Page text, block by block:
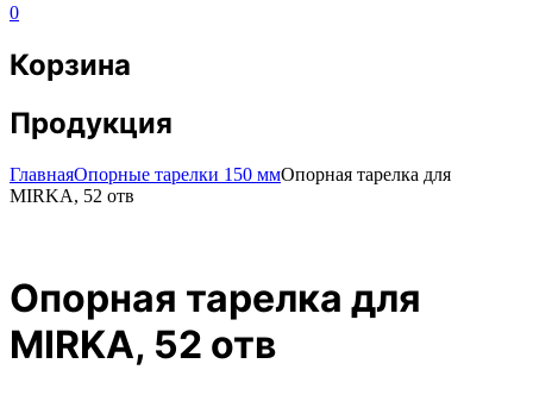
0
Корзина
Продукция
ГлавнаяОпорные тарелки 150 ммОпорная тарелка для
MIRKA, 52 отв
Опорная тарелка для
MIRKA, 52 отв